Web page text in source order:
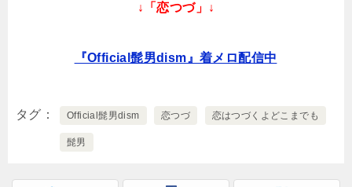
↓「恋つづ」↓
『Official髭男dism』着メロ配信中
タグ Official髭男dism 恋つづ 恋はつづくよどこまでも
髭男